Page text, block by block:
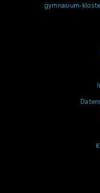
gymnasium-